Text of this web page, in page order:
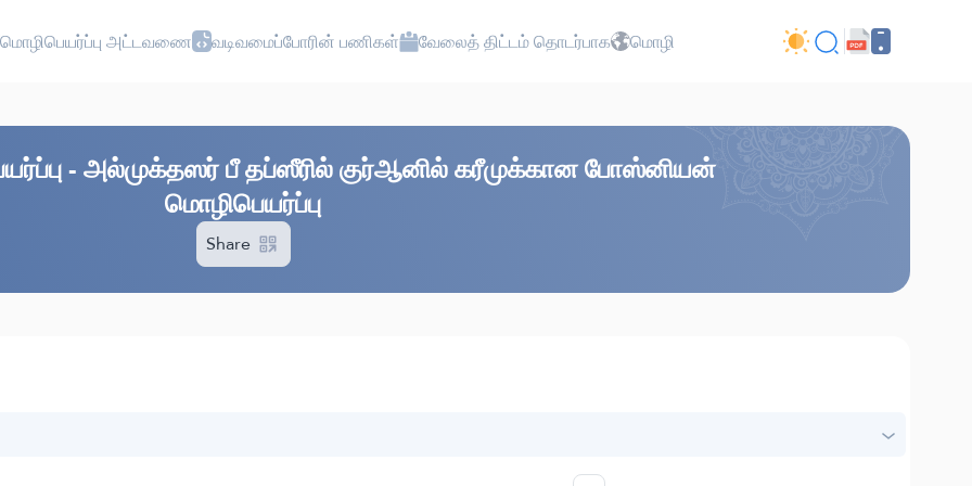
மொழிபெயர்ப்பு அட்டவணை வடிவமைப்போரின் பணிகள் வேலைத் திட்டம் தொடர்பாக மொழி
- அல்முக்தஸர் பீ தப்ஸீரில் குர்ஆனில் கரீமுக்கான போஸ்னியன்
மொழிபெயர்ப்பு
Share